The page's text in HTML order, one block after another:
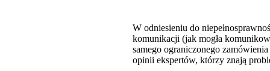
W odniesieniu do
komunikacji (jak mogła
samego ograniczonego
opinii ekspertów, którzy znają